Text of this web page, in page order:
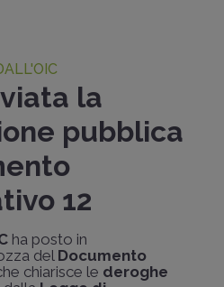
la
pubblica
12
ha posto in
del Documento
che chiarisce le deroghe